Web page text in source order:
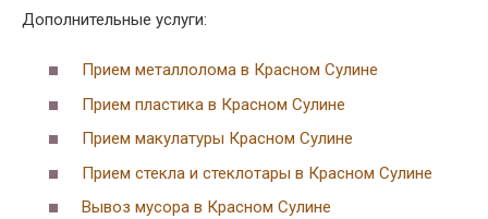
Дополнительные услуги:
Прием металлолома в Красном Сулине
Прием пластика в Красном Сулине
Прием макулатуры Красном Сулине
Прием стекла и стеклотары в Красном Сулине
Вывоз мусора в Красном Сулине